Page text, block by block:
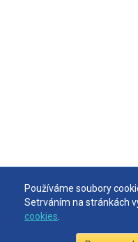
Používáme soubory
Setrváním na stránkách
cookies
Používáme soubory
Setrváním na stránkách
cookies